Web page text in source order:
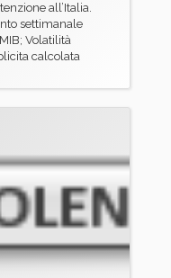
all’Italia.
settimanale
Volatilità
calcolata